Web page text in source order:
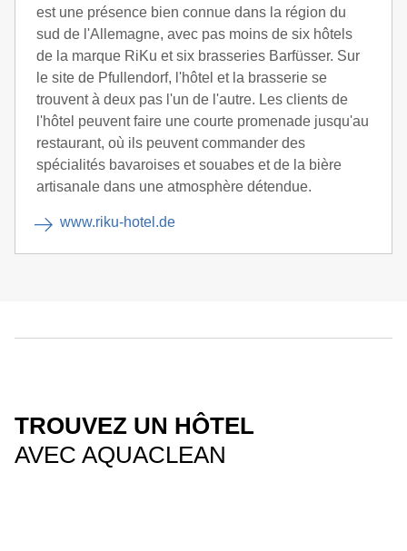
est une présence bien connue dans la région du
sud de l'Allemagne, avec pas moins de six hôtels
de la marque RiKu et six brasseries Barfüsser. Sur
le site de Pfullendorf, l'hôtel et la brasserie se
trouvent à deux pas l'un de l'autre. Les clients de
l'hôtel peuvent faire une courte promenade jusqu'au
restaurant, où ils peuvent commander des
spécialités bavaroises et souabes et de la bière
artisanale dans une atmosphère détendue.
www.riku-hotel.de
TROUVEZ UN HÔTEL
AVEC AQUACLEAN